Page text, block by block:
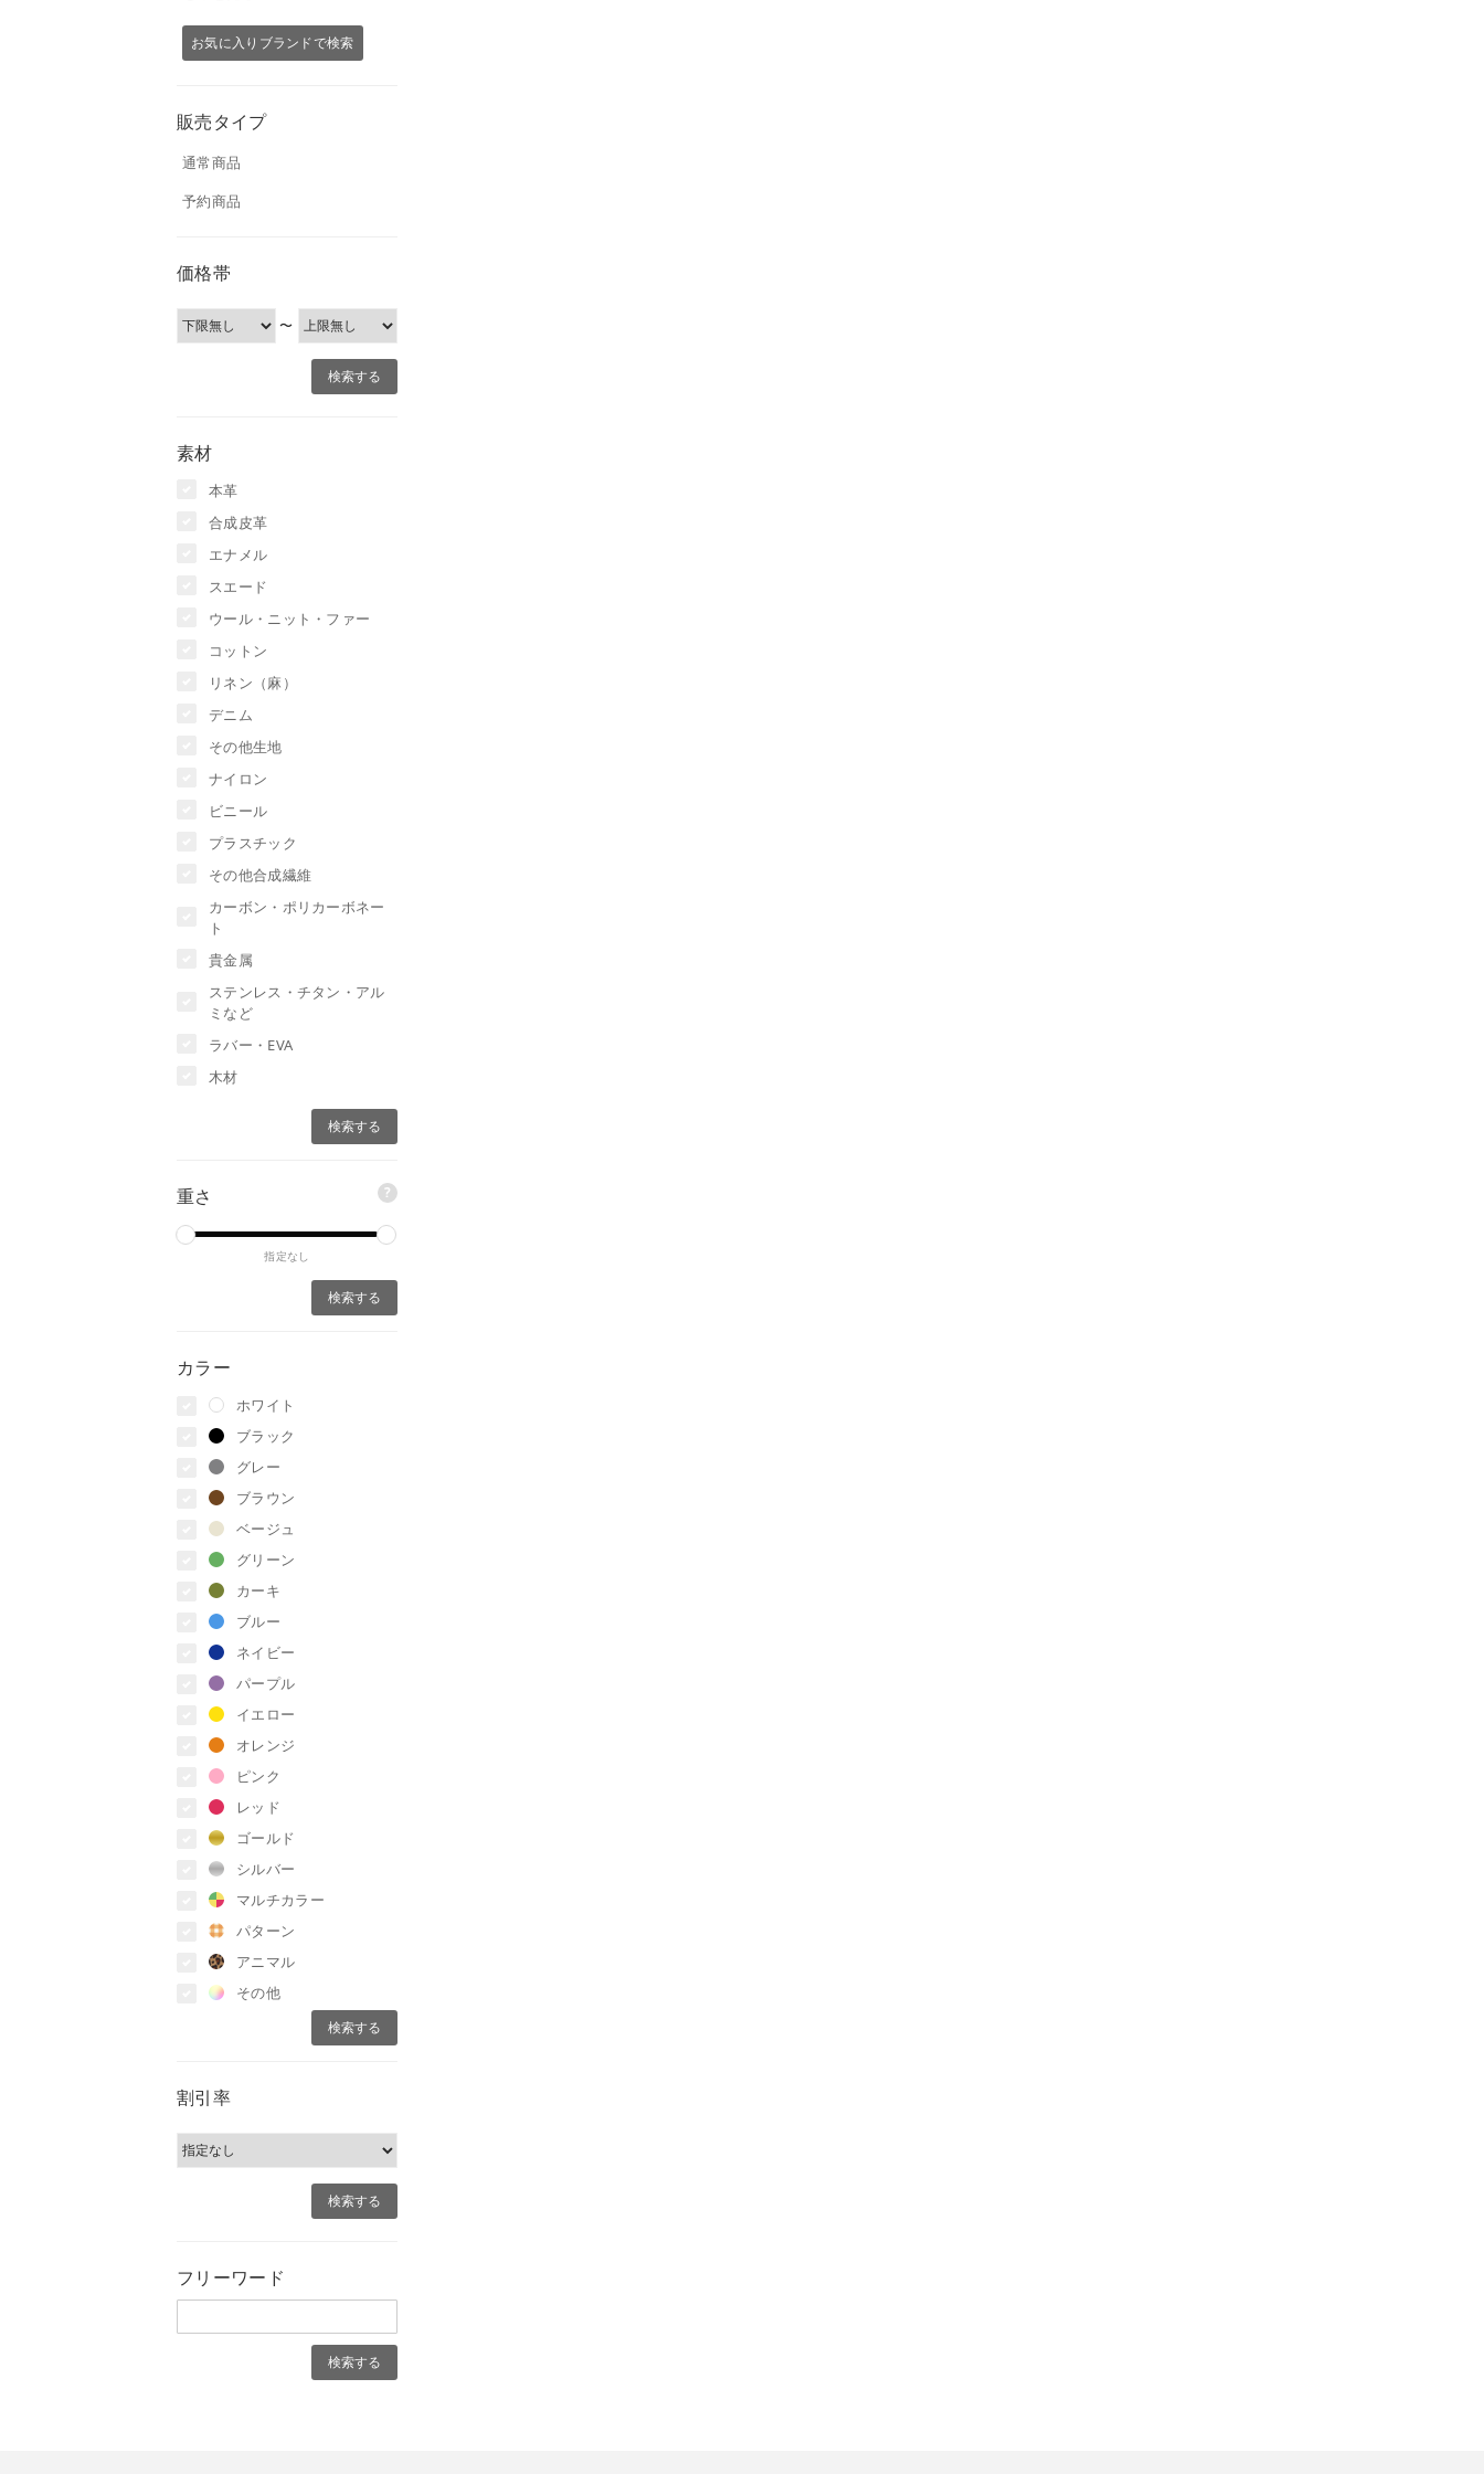
お気に入りブランドで検索
販売タイプ
通常商品
予約商品
価格帯
〜
素材
本革
合成皮革
エナメル
スエード
ウール・ニット・ファー
コットン
リネン（麻）
デニム
その他生地
ナイロン
ビニール
プラスチック
その他合成繊維
カーボン・ポリカーボネー
ト
貴金属
ステンレス・チタン・アル
ミなど
ラバー・EVA
木材
重さ ?
指定なし
カラー
ホワイト
ブラック
グレー
ブラウン
ベージュ
グリーン
カーキ
ブルー
ネイビー
パープル
イエロー
オレンジ
ピンク
レッド
ゴールド
シルバー
マルチカラー
パターン
アニマル
その他
割引率
フリーワード